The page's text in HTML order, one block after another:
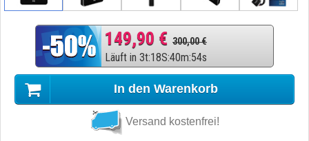
149,90 € 300,00 €
Läuft in 3t:18S:40m:53s
In den Warenkorb
Versand kostenfrei!